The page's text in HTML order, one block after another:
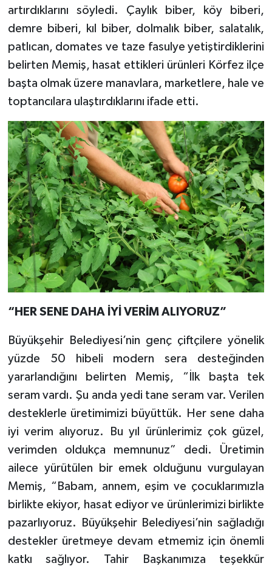
artırdıklarını söyledi. Çaylık biber, köy biberi,
demre biberi, kıl biber, dolmalık biber, salatalık,
patlıcan, domates ve taze fasulye yetiştirdiklerini
belirten Memiş, hasat ettikleri ürünleri Körfez ilçe
başta olmak üzere manavlara, marketlere, hale ve
toptancılara ulaştırdıklarını ifade etti.
“HER SENE DAHA İYİ VERİM ALIYORUZ”
Büyükşehir Belediyesi’nin genç çiftçilere yönelik
yüzde 50 hibeli modern sera desteğinden
yararlandığını belirten Memiş, “İlk başta tek
seram vardı. Şu anda yedi tane seram var. Verilen
desteklerle üretimimizi büyüttük. Her sene daha
iyi verim alıyoruz. Bu yıl ürünlerimiz çok güzel,
verimden oldukça memnunuz” dedi. Üretimin
ailece yürütülen bir emek olduğunu vurgulayan
Memiş, “Babam, annem, eşim ve çocuklarımızla
birlikte ekiyor, hasat ediyor ve ürünlerimizi birlikte
pazarlıyoruz. Büyükşehir Belediyesi’nin sağladığı
destekler üretmeye devam etmemiz için önemli
katkı sağlıyor. Tahir Başkanımıza teşekkür